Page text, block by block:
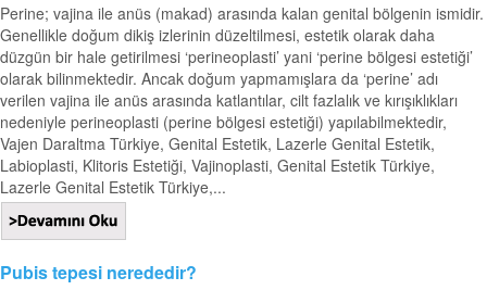
Perine; vajina ile anüs (makad) arasında kalan genital bölgenin ismidir.
Genellikle doğum dikiş izlerinin düzeltilmesi, estetik olarak daha
düzgün bir hale getirilmesi ‘perineoplasti’ yani ‘perine bölgesi estetiği’
olarak bilinmektedir. Ancak doğum yapmamışlara da ‘perine’ adı
verilen vajina ile anüs arasında katlantılar, cilt fazlalık ve kırışıklıkları
nedeniyle perineoplasti (perine bölgesi estetiği) yapılabilmektedir,
Vajen Daraltma Türkiye, Genital Estetik, Lazerle Genital Estetik,
Labioplasti, Klitoris Estetiği, Vajinoplasti, Genital Estetik Türkiye,
Lazerle Genital Estetik Türkiye,...
Pubis tepesi nerededir?